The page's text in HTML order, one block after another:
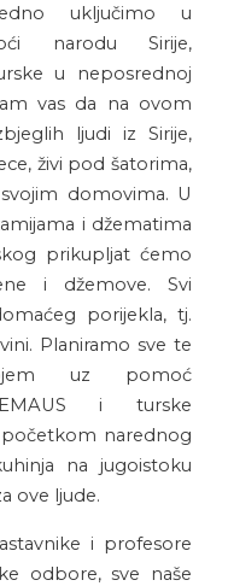
uključimo u
narodu Sirije,
u neposrednoj
vas da na ovom
ljudi iz Sirije,
živi pod šatorima,
domovima. U
i džematima
prikupljat ćemo
i džemove. Svi
porijekla, tj.
Planiramo sve te
uz pomoć
i turske
narednog
na jugoistoku
ove ljude.
i profesore
odbore, sve naše